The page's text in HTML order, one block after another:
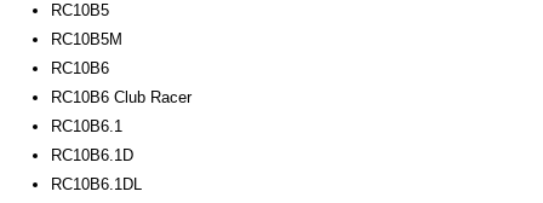
RC10B5
RC10B5M
RC10B6
RC10B6 Club Racer
RC10B6.1
RC10B6.1D
RC10B6.1DL